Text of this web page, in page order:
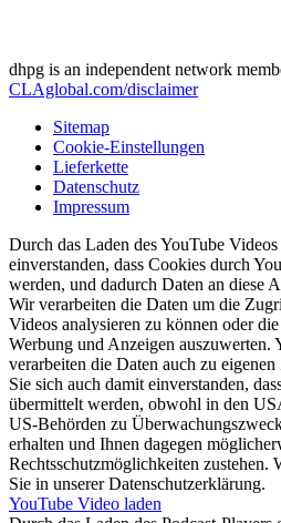
dhpg is an independent network
CLAglobal.com/disclaimer
Sitemap
Cookie-Einstellungen
Lieferkette
Datenschutz
Impressum
Durch das Laden des YouTube
einverstanden, dass Cookies durch
werden, und dadurch Daten an diese
Wir verarbeiten die Daten um die
Videos analysieren zu können oder
Werbung und Anzeigen auszuwerten.
verarbeiten die Daten auch zu
Sie sich auch damit einverstanden,
übermittelt werden, obwohl in den
US-Behörden zu
erhalten und Ihnen dagegen
Rechtsschutzmöglichkeiten zustehen.
Sie in unserer Datenschutzerklärung.
YouTube Video laden